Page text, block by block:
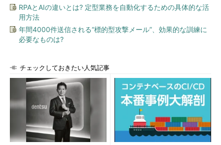
RPAとAIの違いとは? 定型業務を自動化するための具体的な活
用方法
年間4000件送信される“標的型攻撃メール”、効果的な訓練に
必要なものは?
チェックしておきたい人気記事